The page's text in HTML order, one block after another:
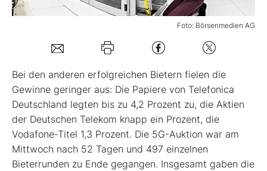
Kontakt
Foto: Börsenmedien AG
Bei den anderen erfolgreichen Bietern fielen die
Gewinne geringer aus: Die Papiere von Telefonica
Deutschland legten bis zu 4,2 Prozent zu, die Aktien
der Deutschen Telekom knapp ein Prozent, die
Vodafone-Titel 1,3 Prozent. Die 5G-Auktion war am
Mittwoch nach 52 Tagen und 497 einzelnen
Bieterrunden zu Ende gegangen. Insgesamt gaben die